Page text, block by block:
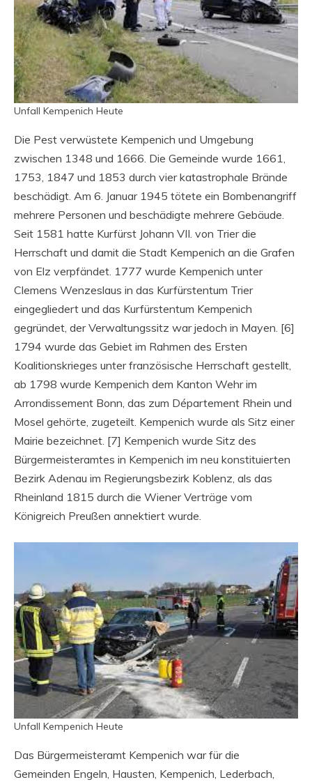
Unfall Kempenich Heute
Die Pest verwüstete Kempenich und Umgebung
zwischen 1348 und 1666. Die Gemeinde wurde 1661,
1753, 1847 und 1853 durch vier katastrophale Brände
beschädigt. Am 6. Januar 1945 tötete ein Bombenangriff
mehrere Personen und beschädigte mehrere Gebäude.
Seit 1581 hatte Kurfürst Johann VII. von Trier die
Herrschaft und damit die Stadt Kempenich an die Grafen
von Elz verpfändet. 1777 wurde Kempenich unter
Clemens Wenzeslaus in das Kurfürstentum Trier
eingegliedert und das Kurfürstentum Kempenich
gegründet, der Verwaltungssitz war jedoch in Mayen. [6]
1794 wurde das Gebiet im Rahmen des Ersten
Koalitionskrieges unter französische Herrschaft gestellt,
ab 1798 wurde Kempenich dem Kanton Wehr im
Arrondissement Bonn, das zum Département Rhein und
Mosel gehörte, zugeteilt. Kempenich wurde als Sitz einer
Mairie bezeichnet. [7] Kempenich wurde Sitz des
Bürgermeisteramtes in Kempenich im neu konstituierten
Bezirk Adenau im Regierungsbezirk Koblenz, als das
Rheinland 1815 durch die Wiener Verträge vom
Königreich Preußen annektiert wurde.
Unfall Kempenich Heute
Das Bürgermeisteramt Kempenich war für die
Gemeinden Engeln, Hausten, Kempenich, Lederbach,